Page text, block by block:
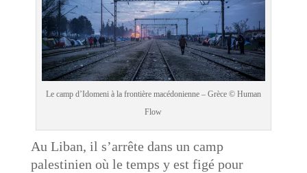
Le camp d’Idomeni à la frontière macédonienne – Grèce © Human
Flow
Au Liban, il s’arrête dans un camp
palestinien où le temps y est figé pour